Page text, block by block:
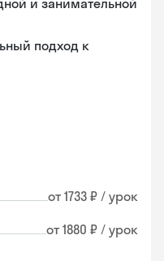
и занимательной
подход к
от 1733 ₽ / урок
от 1880 ₽ / урок